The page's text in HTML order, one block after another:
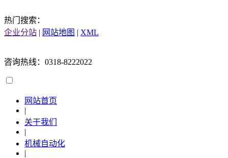
热门搜索：
企业分站 | 网站地图 | XML
咨询热线：0318-8222022
网站首页
|
关于我们
|
机械自动化
|